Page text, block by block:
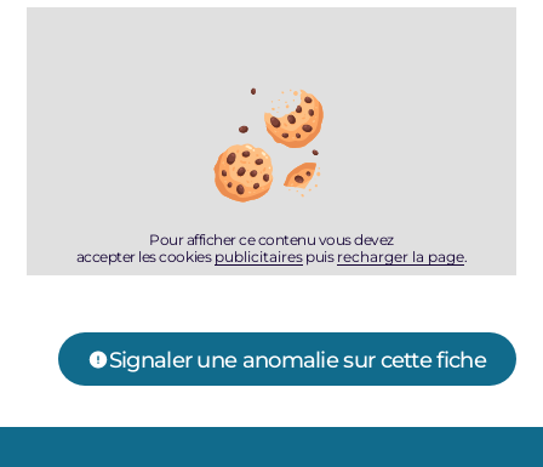
Pour afficher ce contenu vous devez
accepter les cookies publicitairespuis recharger la page.
Signaler une anomalie sur cette fiche